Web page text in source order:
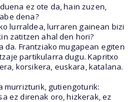
ez ote da, hain zuzen,
dena?
lurraldea, lurraren gainean bizi
zatitzen ahal den hori?
da. Frantziako mugapean egiten
partikularra dugu. Kapritxo
korsikera, euskara, katalana.
murrizturik, gutiengoturik:
ez direnak oro, hizkerak, ez